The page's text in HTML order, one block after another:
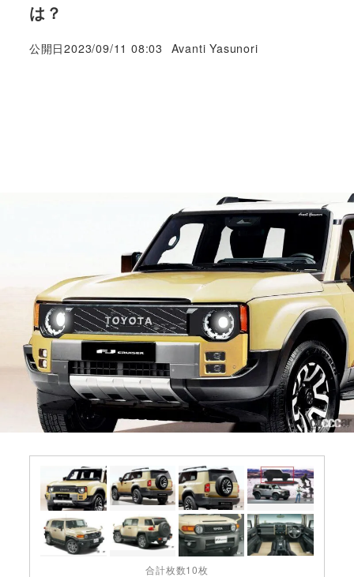
は？
公開日2023/09/11 08:03
著
Avanti Yasunori
合計枚数10枚